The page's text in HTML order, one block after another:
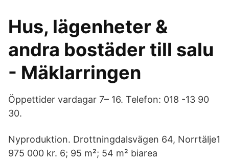
Hus, lägenheter &
andra bostäder till salu
- Mäklarringen
Öppettider vardagar 7– 16. Telefon: 018 -13 90
30.
Nyproduktion. Drottningdalsvägen 64, Norrtälje1
975 000 kr. 6; 95 m²; 54 m² biarea